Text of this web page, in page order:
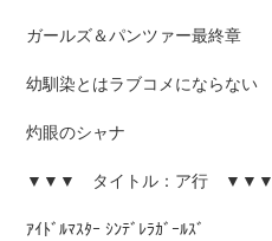
ガールズ＆パンツァー最終章
幼馴染とはラブコメにならない
灼眼のシャナ
▼▼▼ タイトル：ア行 ▼▼▼
ｱｲﾄﾞﾙﾏｽﾀｰ ｼﾝﾃﾞﾚﾗｶﾞｰﾙｽﾞ